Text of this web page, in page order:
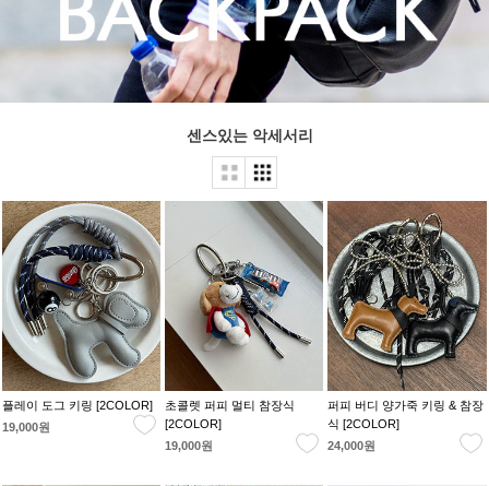
센스있는 악세서리
플레이 도그 키링 [2COLOR]
19,000원
초콜렛 퍼피 멀티 참장식
[2COLOR]
19,000원
퍼피 버디 양가죽 키링 & 참장
식 [2COLOR]
24,000원